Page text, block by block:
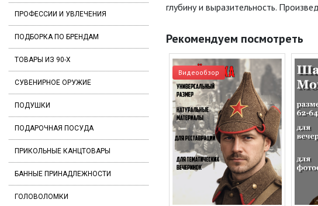
ПРОФЕССИИ И УВЛЕЧЕНИЯ
ПОДБОРКА ПО БРЕНДАМ
ТОВАРЫ ИЗ 90-Х
СУВЕНИРНОЕ ОРУЖИЕ
ПОДУШКИ
ПОДАРОЧНАЯ ПОСУДА
ПРИКОЛЬНЫЕ КАНЦТОВАРЫ
БАННЫЕ ПРИНАДЛЕЖНОСТИ
ГОЛОВОЛОМКИ
глубину и выразительность.
Рекомендуем посмотреть
Видеообзор